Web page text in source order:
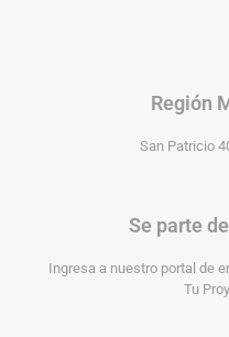
Región
San Patricio
Se parte
Ingresa a nuestro portal de
Tu